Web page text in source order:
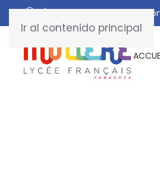
Ir al contenido principal
C/ De Manuel Marraco